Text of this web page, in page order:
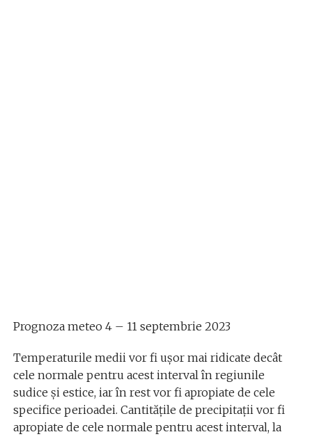
Prognoza meteo 4 – 11 septembrie 2023
Temperaturile medii vor fi ușor mai ridicate decât
cele normale pentru acest interval în regiunile
sudice și estice, iar în rest vor fi apropiate de cele
specifice perioadei. Cantitățile de precipitații vor fi
apropiate de cele normale pentru acest interval, la